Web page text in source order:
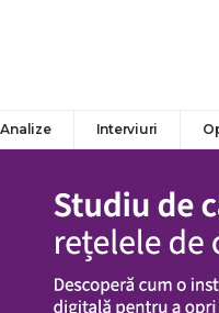
Analize Interviuri